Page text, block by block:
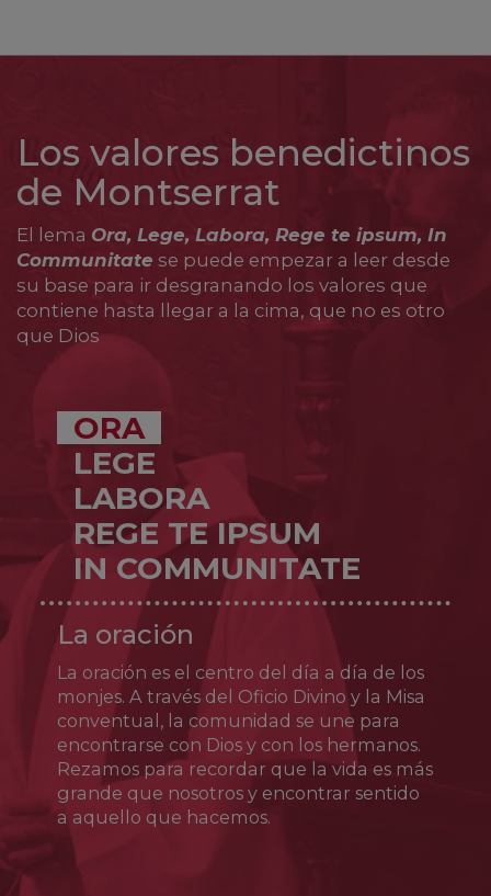
Los valores benedictinos
de Montserrat
El lema Ora, Lege, Labora, Rege te ipsum, In
Communitate se puede empezar a leer desde
su base para ir desgranando los valores que
contiene hasta llegar a la cima, que no es otro
que Dios
ORA
LEGE
LABORA
REGE TE IPSUM
IN COMMUNITATE
La oración
La oración es el centro del día a día de los
monjes. A través del Oficio Divino y la Misa
conventual, la comunidad se une para
encontrarse con Dios y con los hermanos.
Rezamos para recordar que la vida es más
grande que nosotros y encontrar sentido
a aquello que hacemos.